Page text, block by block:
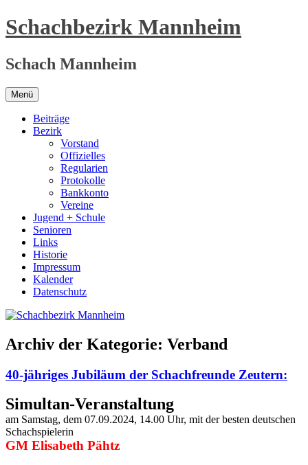
Zum
Inhalt
Schachbezirk Mannheim
Schach Mannheim
Menü
Beiträge
Bezirk
Vorstand
Offizielles
Regularien
Protokolle
Bankkonto
Vereine
Jugend + Schule
Senioren
Links
Historie
Impressum
Kalender
Datenschutz
Archiv der Kategorie: Verband
40-jähriges Jubiläum der Schachfreunde Zeutern:
Simultan-Veranstaltung
am Samstag, dem 07.09.2024, 14.00 Uhr, mit der besten deutschen
Schachspielerin
GM Elisabeth Pähtz